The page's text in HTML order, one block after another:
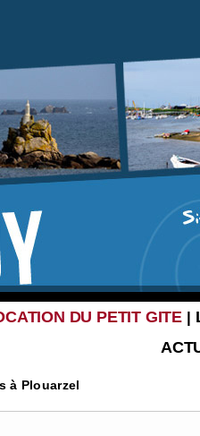
DU PETIT GITE |
à Plouarzel